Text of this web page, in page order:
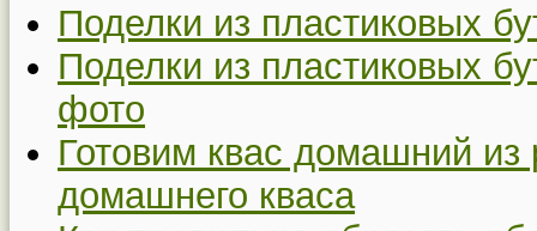
Поделки из пластиковых
Поделки из пластиковых
фото
Готовим квас домашний
домашнего кваса